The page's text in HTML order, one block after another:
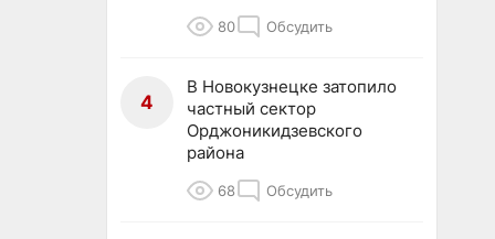
80 Обсудить
4
В Новокузнецке затопило
частный сектор
Орджоникидзевского
района
68 Обсудить